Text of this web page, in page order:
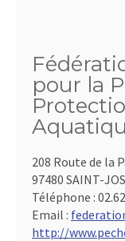
pour la
208 Route de la
97480 SAINT-
Téléphone :
Email :
http://